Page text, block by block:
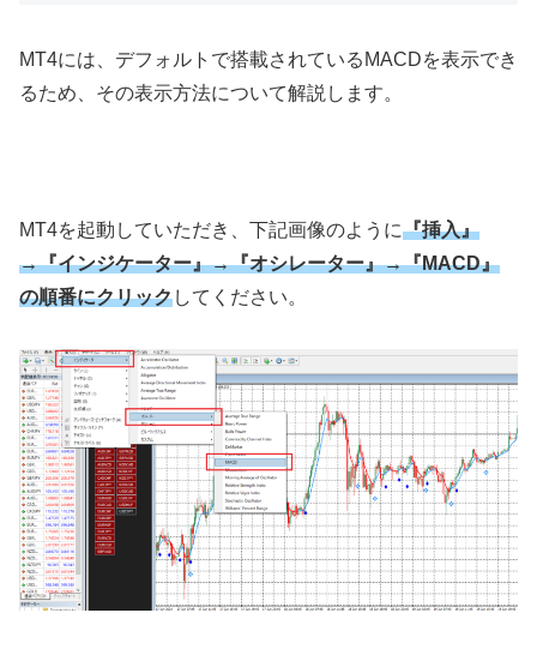
MT4には、デフォルトで搭載されている MACDを表示でき
るため、その表示方法について解説します。
MT4を起動していただき、下記画像のように『挿入』
→『インジケーター』→『オシレーター』→『MACD』
の順番にクリックしてください。